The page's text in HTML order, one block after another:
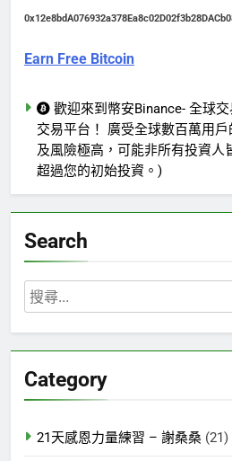
Earn Free Bitcoin
歡迎來到幣安Binance- 全球
交易平台！ 廣受全球數百萬用
及風險極高，可能非所有投資人
超過您的初始投資。)
Search
搜
尋
字:
Category
21天感恩力量練習 – 謝桑桑 (21)